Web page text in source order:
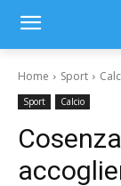
Home Sport
Sport Calcio